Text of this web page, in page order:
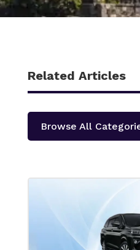
Related Articles
Browse All